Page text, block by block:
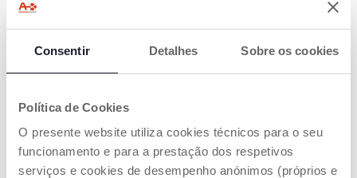
Consentir Detalhes Sobre os cookies
Política de Cookies
O presente website utiliza cookies técnicos para o seu
funcionamento e para a prestação dos respetivos
serviços e cookies de desempenho anónimos (próprios e
CHUPETA PHYSIOFORMA®
SOFT 16-36M 2PCS
€ 11,99
CHUPETA PH. DUAL SOFT
ROSA 6-16M 2 UNIDADES
€ 11,99